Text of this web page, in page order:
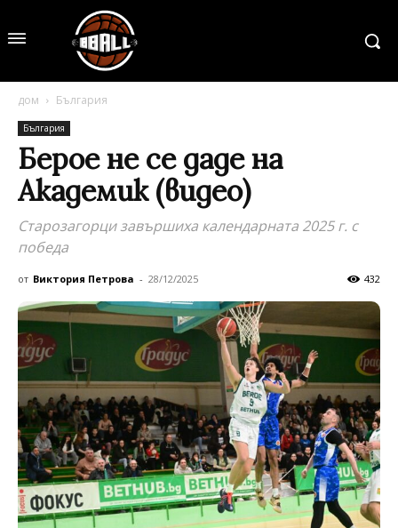
дом България
България
Берое не се даде на
Академик (видео)
Старозагорци завършиха календарната 2025 г. с
победа
от Виктория Петрова - 28/12/2025 432